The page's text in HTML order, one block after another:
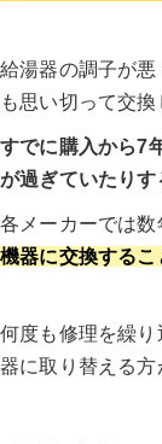
給湯器の調子が
も思い切って交
すでに購入から7
が過ぎていたりす
各メーカーでは数
機器に交換するこ
何度も修理を繰
器に取り替える方